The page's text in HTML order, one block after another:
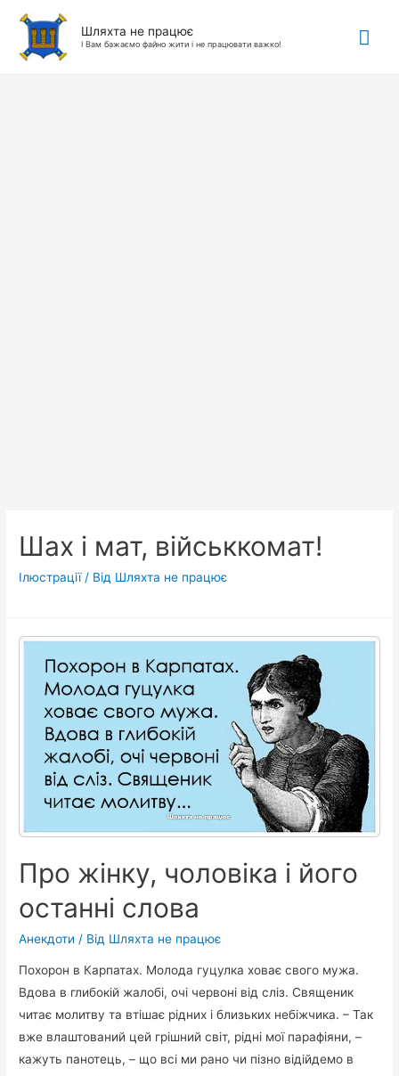
Шляхта не працює
І Вам бажаємо файно жити і не працювати важко!
Шах і мат, військкомат!
Ілюстрації/ Від Шляхта не працює
Про жінку, чоловіка і його
останні слова
Анекдоти / Від Шляхта не працює
Похорон в Карпатах. Молода гуцулка ховає свого мужа.
Вдова в глибокій жалобі, очі червоні від сліз. Священик
читає молитву та втішає рідних і близьких небіжчика. – Так
вже влаштований цей грішний світ, рідні мої парафіяни, –
кажуть панотець, – що всі ми рано чи пізно відійдемо в